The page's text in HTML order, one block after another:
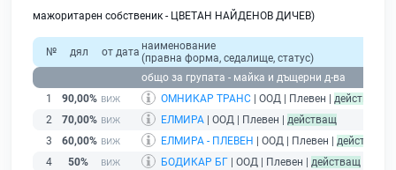
мажоритарен собственик - ЦВЕТАН НАЙДЕНОВ ДИЧЕВ)
№ дял от дата наименование
(правна форма, седалище, статус)
общо за групата - майка и дъщерни д-ва
1
90,00% ОМНИКАР ТРАНС | ООД | Плевен | действащ
2
70,00% ЕЛМИРА | ООД | Плевен | действащ
3
60,00% ЕЛМИРА - ПЛЕВЕН | ООД | Плевен | действащ
4
50% БОДИКАР БГ | ООД | Плевен | действащ